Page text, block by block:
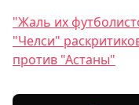
"Жаль их
"Челси"
против "Астаны"